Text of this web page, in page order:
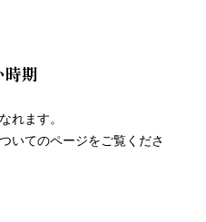
時期
れます。
いてのページをご覧くださ